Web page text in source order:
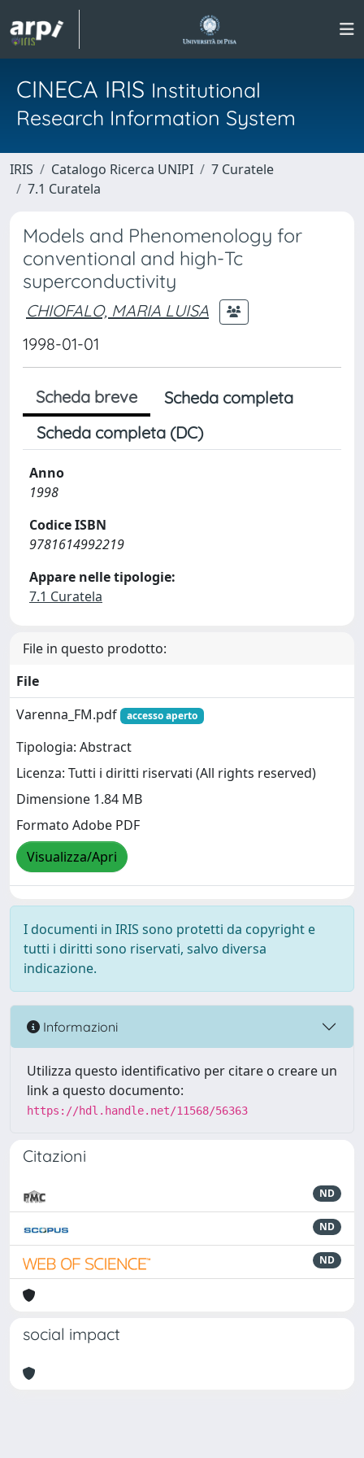
CINECA IRIS Institutional
Research Information System
IRIS Catalogo Ricerca UNIPI
7 Curatele
7.1 Curatela
Models and Phenomenology for
conventional and high-Tc
superconductivity
CHIOFALO, MARIA LUISA
1998-01-01
Scheda breve
Scheda completa
Scheda completa (DC)
Anno
1998
Codice ISBN
9781614992219
Appare nelle tipologie:
7.1 Curatela
File in questo prodotto:
File
Varenna_FM.pdf
accesso aperto
Tipologia: Abstract
Licenza: Tutti i diritti riservati (All rights reserved)
Dimensione 1.84 MB
Formato Adobe PDF
Visualizza/Apri
I documenti in IRIS sono protetti da copyright e
tutti i diritti sono riservati, salvo diversa
indicazione.
Informazioni
Utilizza questo identificativo per citare o creare un
link a questo documento:
https://hdl.handle.net/11568/56363
Citazioni
ND
ND
ND
social impact